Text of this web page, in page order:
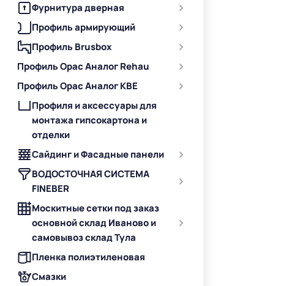
Фурнитура дверная
Профиль армирующий
Профиль Brusbox
Профиль Орас Аналог Rehau
Профиль Орас Аналог KBE
Профиля и аксессуары для
монтажа гипсокартона и
отделки
Сайдинг и Фасадные панели
ВОДОСТОЧНАЯ СИСТЕМА
FINEBER
Москитные сетки под заказ
основной склад Иваново и
самовывоз склад Тула
Пленка полиэтиленовая
Смазки